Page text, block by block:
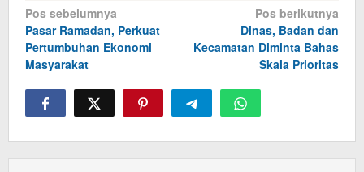
Navigasi
pos
Pos sebelumnya
Pasar Ramadan, Perkuat
Pertumbuhan Ekonomi
Masyarakat
Pos berikutnya
Dinas, Badan dan
Kecamatan Diminta Bahas
Skala Prioritas